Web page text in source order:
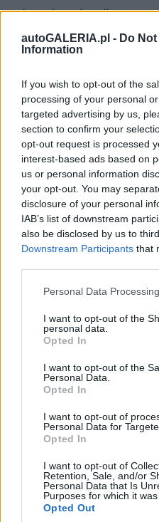
autoGALERIA.pl - Do
Information
If you wish to opt-out of the
processing of your personal
targeted advertising by us,
section to confirm your
opt-out request is processed
interest-based ads based on
us or personal information
your opt-out. You may
disclosure of your personal
IAB’s list of downstream
also be disclosed by us to
Downstream Participants that
Please note that this website/
not limited to your visit or
grant or deny consent to
use your data for below
consent section.
Personal Data
I want to opt-out of the
personal data.
Opted In
I want to opt-out of the
Personal Data.
Opted In
I want to opt-out of
Personal Data for
Opted In
I want to opt-out of
Retention, Sale, and/or
Personal Data that Is
Purposes for which it was
Opted Out
Wierzyli nawigacji,
ekspresówce. Cztery
groźne incydenty na
ostrzeżeniem
Redakcja autoGALERIA.pl
PRODUCENCI I RYNEK
5 ZDJĘĆ
Lubicie Audi Q8? To
dobrze, będziecie
zadowoleni. Niemcy go
nie odpuszczają